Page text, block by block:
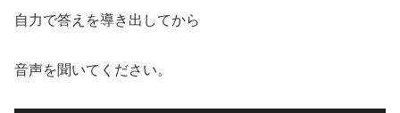
自力で答えを導き出してから
音声を聞いてください。